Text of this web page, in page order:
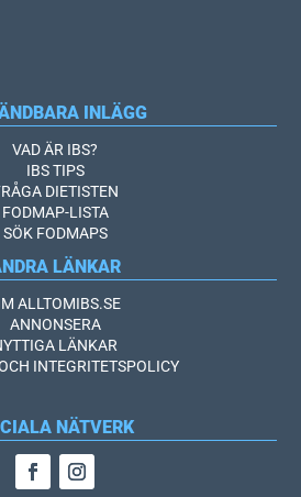
INLÄGG
VAD ÄR IBS?
IBS TIPS
DIETISTEN
FODMAP-LISTA
SÖK FODMAPS
LÄNKAR
ALLTOMIBS.SE
ANNONSERA
LÄNKAR
INTEGRITETSPOLICY
NÄTVERK